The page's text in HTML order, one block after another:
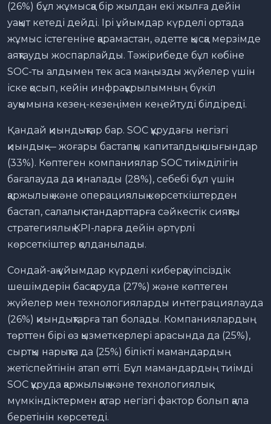
(26%) бұл жұмысқа бір жылдан екі жылға дейін
уақыт кетеді дейді. Ірі ұйымдар күрделі ортада
жұмыс істегеніне қарамастан, әдетте қысқа мерзімде
аяқтауды жоспарлайды. Тәжірибеде бұл көбіне
SOC-ты алдымен тек аса маңызды жүйелер үшін
іске қосып, кейін инфрақұрылымның бүкіл
ауқымына кезең-кезеңімен кеңейтуді білдіреді.
Қандай қиындықтар бар. SOC құрудағы негізгі
қиындық — жоғары бастапқы капиталдық шығындар
(33%). Көптеген компаниялар SOC тиімділігін
бағалауда да қиналады (28%), себебі бұл үшін
қаржылық және операциялық көрсеткіштерден
бастап, салалық стандарттарға сәйкестік сияқты
стратегиялық KPI-ларға дейін әртүрлі
көрсеткіштер қолданылады.
Сондай-ақ ұйымдар күрделі киберқауіпсіздік
шешімдерін басқаруда (27%) және көптеген
жүйелер мен технологияларды интеграциялауда
(26%) қиындықтарға тап болады. Компаниялардың
төрттен бірі өз қызметкерлері арасында да (25%),
сыртқы нарықта да (25%) білікті мамандардың
жетіспейтінін атап өтті. Бұл мамандардың тиімді
SOC құруда қаржылық және технологиялық
мүмкіндіктермен қатар негізгі фактор болып қала
беретінін көрсетеді.